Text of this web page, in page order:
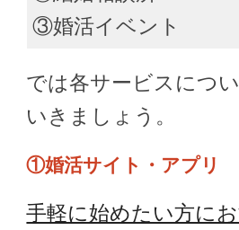
③婚活イベント
では各サービスにつ
いきましょう。
①婚活サイト・アプリ
手軽に始めたい方に